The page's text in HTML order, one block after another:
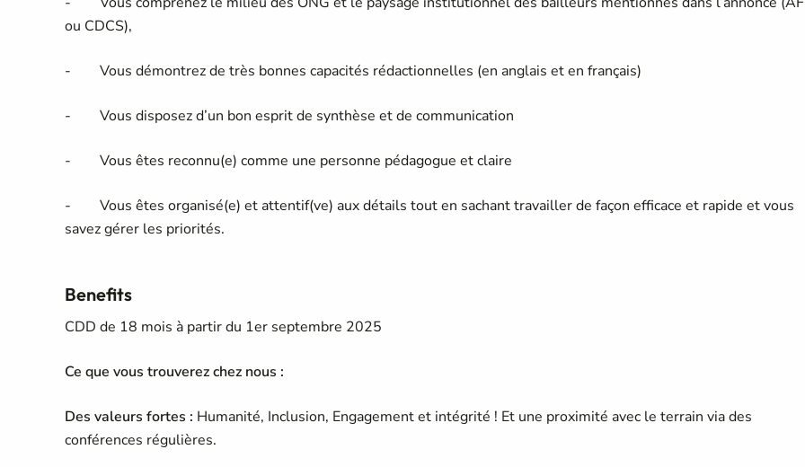
ou CDCS),
- Vous démontrez de très bonnes capacités rédactionnelles (en anglais et en français)
- Vous disposez d’un bon esprit de synthèse et de communication
- Vous êtes reconnu(e) comme une personne pédagogue et claire
- Vous êtes organisé(e) et attentif(ve) aux détails tout en sachant travailler de façon efficace et rapide et vous
savez gérer les priorités.
Benefits
CDD de 18 mois à partir du 1er septembre 2025
Ce que vous trouverez chez nous :
Des valeurs fortes : Humanité, Inclusion, Engagement et intégrité ! Et une proximité avec le terrain via des
conférences régulières.